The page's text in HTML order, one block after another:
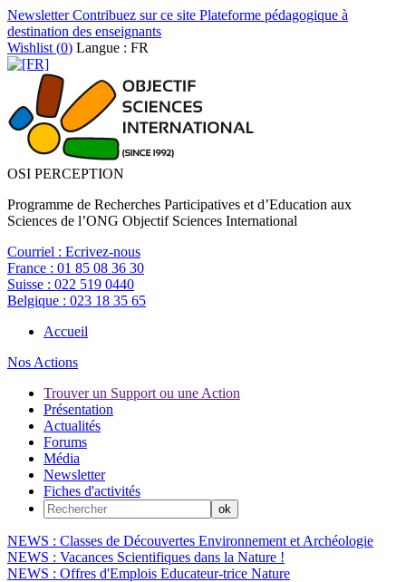
NewsletterContribuez sur ce site Plateforme pédagogique à
destination des enseignants
Wishlist (0) Langue : FR
OSI PERCEPTION
Programme de Recherches Participatives et d’Education aux
Sciences de l’ONG Objectif Sciences International
Courriel : Ecrivez-nous
France : 01 85 08 36 30
Suisse : 022 519 0440
Belgique : 023 18 35 65
Accueil
Nos Actions
Trouver un Support ou une Action
Présentation
Actualités
Forums
Média
Newsletter
Fiches d'activités
NEWS : Classes de Découvertes Environnement et Archéologie
NEWS : Vacances Scientifiques dans la Nature !
NEWS : Offres d'Emplois Educateur-trice Nature